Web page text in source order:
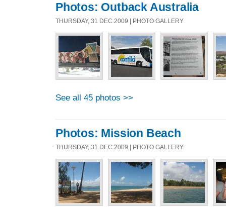
Photos: Outback Australia
THURSDAY, 31 DEC 2009 | PHOTO GALLERY
See all 45 photos >>
Photos: Mission Beach
THURSDAY, 31 DEC 2009 | PHOTO GALLERY